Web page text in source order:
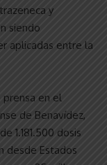
y
siendo
aplicadas entre la
en el
de Benavídez,
1.181.500 dosis
desde Estados